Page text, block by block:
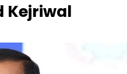
Kejriwal